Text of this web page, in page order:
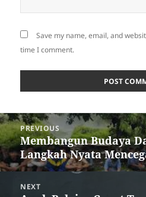
Save my name, email, and
time I comment.
Post
navigation
PREVIOUS
Previous
post:
Membangun Budaya
Langkah Nyata
NEXT